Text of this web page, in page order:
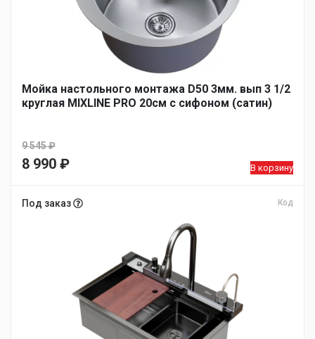
Мойка настольного монтажа D50 3мм. вып 3 1/2
круглая MIXLINE PRO 20см с сифоном (сатин)
9 545₽
Первоначальная
составляла
8 990 ₽
цена:
В корзину
Под заказ Код